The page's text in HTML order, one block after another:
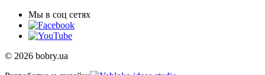
Мы в соц сетях
© 2026 bobry.ua